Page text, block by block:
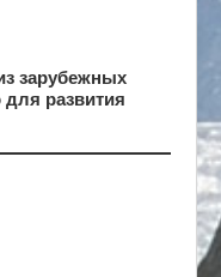
зарубежных
развития